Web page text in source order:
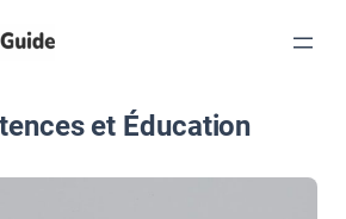
et Éducation